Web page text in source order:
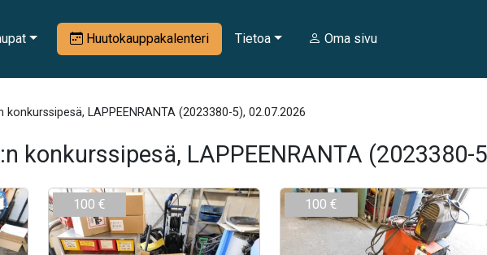
Huutokauppakalenteri Tietoa Oma sivu
konkurssipesä, LAPPEENRANTA (2023380-5), 02.07.2026
konkurssipesä, LAPPEENRANTA (2023380-
100 € 100 €